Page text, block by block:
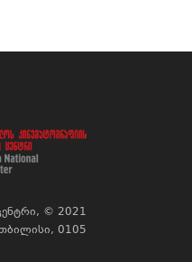
© 2021
0105